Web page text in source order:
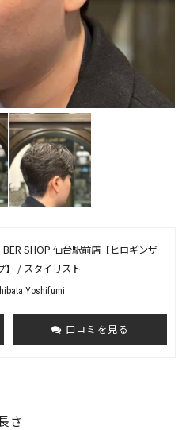
BER SHOP 仙台駅前店【ヒロギンザ
】 / スタイリスト
Yoshifumi
口コミを見る
さ